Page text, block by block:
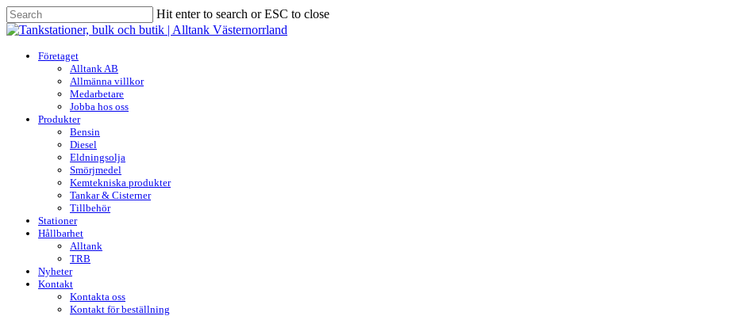
Skip
to
content
Hit enter to search or ESC to close
Close
search
Menu
Företaget
Alltank AB
Allmänna villkor
Medarbetare
Jobba hos oss
Produkter
Bensin
Diesel
Eldningsolja
Smörjmedel
Kemtekniska produkter
Tankar & Cisterner
Tillbehör
Stationer
Hållbarhet
Alltank
TRB
Nyheter
Kontakt
Kontakta oss
Kontakt för beställning